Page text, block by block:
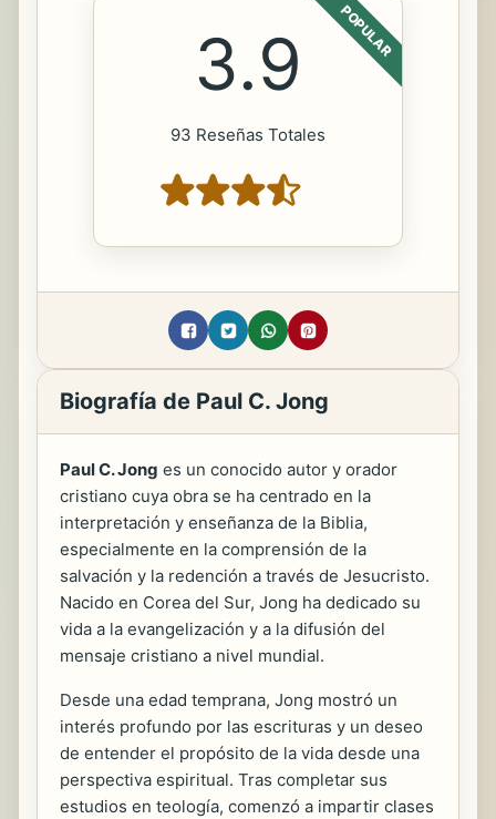
POPULAR
3.9
93 Reseñas Totales
Biografía de Paul C. Jong
Paul C. Jong es un conocido autor y orador
cristiano cuya obra se ha centrado en la
interpretación y enseñanza de la Biblia,
especialmente en la comprensión de la
salvación y la redención a través de Jesucristo.
Nacido en Corea del Sur, Jong ha dedicado su
vida a la evangelización y a la difusión del
mensaje cristiano a nivel mundial.
Desde una edad temprana, Jong mostró un
interés profundo por las escrituras y un deseo
de entender el propósito de la vida desde una
perspectiva espiritual. Tras completar sus
estudios en teología, comenzó a impartir clases